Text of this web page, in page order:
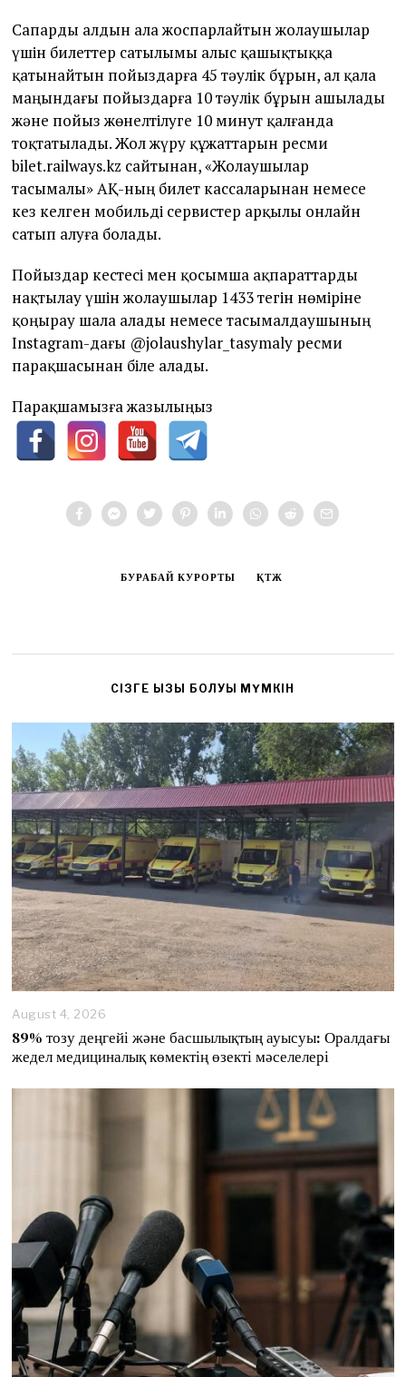
Сапарды алдын ала жоспарлайтын жолаушылар
үшін билеттер сатылымы алыс қашықтыққа
қатынайтын пойыздарға 45 тәулік бұрын, ал қала
маңындағы пойыздарға 10 тәулік бұрын ашылады
және пойыз жөнелтілуге 10 минут қалғанда
тоқтатылады. Жол жүру құжаттарын ресми
bilet.railways.kz сайтынан, «Жолаушылар
тасымалы» АҚ-ның билет кассаларынан немесе
кез келген мобильді сервистер арқылы онлайн
сатып алуға болады.
Пойыздар кестесі мен қосымша ақпараттарды
нақтылау үшін жолаушылар 1433 тегін нөміріне
қоңырау шала алады немесе тасымалдаушының
Instagram-дағы @jolaushylar_tasymaly ресми
парақшасынан біле алады.
Парақшамызға жазылыңыз
БУРАБАЙ КУРОРТЫ ҚТЖ
CІЗГЕ ҚЫЗЫҚ БОЛУЫ МҮМКІН
August 4, 2026
89% тозу деңгейі және басшылықтың ауысуы: Оралдағы
жедел медициналық көмектің өзекті мәселелері